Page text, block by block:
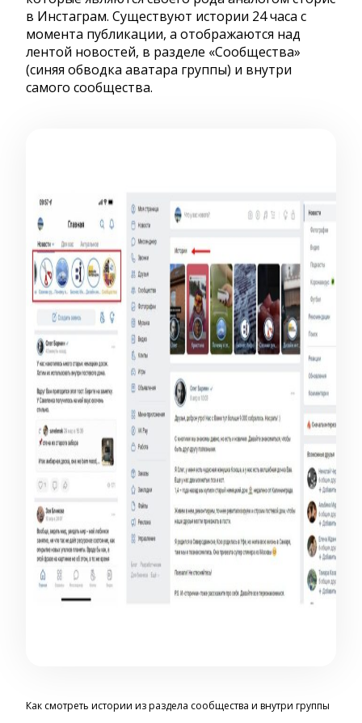
в Инстаграм. Существуют истории 24 часа с
момента публикации, а отображаются над
лентой новостей, в разделе «Сообщества»
(синяя обводка аватара группы) и внутри
самого сообщества.
Как смотреть истории из раздела сообщества и внутри группы